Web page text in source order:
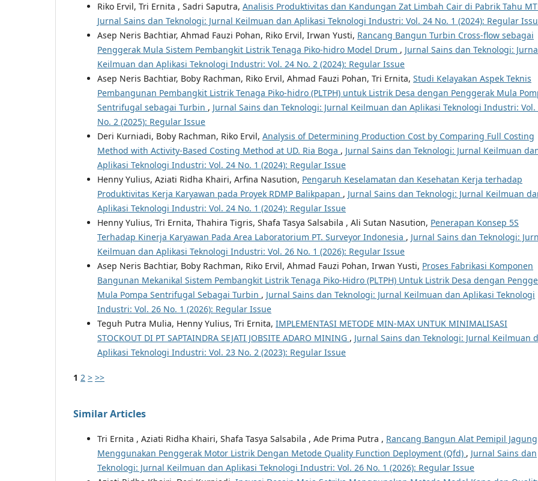
Riko Ervil, Tri Ernita , Sadri Saputra, Analisis Produktivitas dan Kandungan Zat Limbah Cair di Pabrik Tahu
Jurnal Sains dan Teknologi: Jurnal Keilmuan dan Aplikasi Teknologi Industri: Vol. 24 No. 1 (2024): Regular
Asep Neris Bachtiar, Ahmad Fauzi Pohan, Riko Ervil, Irwan Yusti, Rancang Bangun Turbin Cross-flow sebagai
Penggerak Mula Sistem Pembangkit Listrik Tenaga Piko-hidro Model Drum , Jurnal Sains dan Teknologi:
Keilmuan dan Aplikasi Teknologi Industri: Vol. 24 No. 2 (2024): Regular Issue
Asep Neris Bachtiar, Boby Rachman, Riko Ervil, Ahmad Fauzi Pohan, Tri Ernita, Studi Kelayakan Aspek Teknis
Pembangunan Pembangkit Listrik Tenaga Piko-hidro (PLTPH) untuk Listrik Desa dengan Penggerak Mula
Sentrifugal sebagai Turbin , Jurnal Sains dan Teknologi: Jurnal Keilmuan dan Aplikasi Teknologi Industri: Vol.
No. 2 (2025): Regular Issue
Deri Kurniadi, Boby Rachman, Riko Ervil, Analysis of Determining Production Cost by Comparing Full Costing
Method with Activity-Based Costing Method at UD. Ria Boga , Jurnal Sains dan Teknologi: Jurnal Keilmuan
Aplikasi Teknologi Industri: Vol. 24 No. 1 (2024): Regular Issue
Henny Yulius, Aziati Ridha Khairi, Arfina Nasution, Pengaruh Keselamatan dan Kesehatan Kerja terhadap
Produktivitas Kerja Karyawan pada Proyek RDMP Balikpapan , Jurnal Sains dan Teknologi: Jurnal Keilmuan
Aplikasi Teknologi Industri: Vol. 24 No. 1 (2024): Regular Issue
Henny Yulius, Tri Ernita, Thahira Tigris, Shafa Tasya Salsabila , Ali Sutan Nasution, Penerapan Konsep 5S
Terhadap Kinerja Karyawan Pada Area Laboratorium PT. Surveyor Indonesia , Jurnal Sains dan Teknologi:
Keilmuan dan Aplikasi Teknologi Industri: Vol. 26 No. 1 (2026): Regular Issue
Asep Neris Bachtiar, Boby Rachman, Riko Ervil, Ahmad Fauzi Pohan, Irwan Yusti, Proses Fabrikasi Komponen
Bangunan Mekanikal Sistem Pembangkit Listrik Tenaga Piko-Hidro (PLTPH) Untuk Listrik Desa dengan
Mula Pompa Sentrifugal Sebagai Turbin , Jurnal Sains dan Teknologi: Jurnal Keilmuan dan Aplikasi Teknologi
Industri: Vol. 26 No. 1 (2026): Regular Issue
Teguh Putra Mulia, Henny Yulius, Tri Ernita, IMPLEMENTASI METODE MIN-MAX UNTUK MINIMALISASI
STOCKOUT DI PT SAPTAINDRA SEJATI JOBSITE ADARO MINING , Jurnal Sains dan Teknologi: Jurnal Keilmuan
Aplikasi Teknologi Industri: Vol. 23 No. 2 (2023): Regular Issue
1 2 > >>
Similar Articles
Tri Ernita , Aziati Ridha Khairi, Shafa Tasya Salsabila , Ade Prima Putra , Rancang Bangun Alat Pemipil Jagung
Menggunakan Penggerak Motor Listrik Dengan Metode Quality Function Deployment (Qfd) , Jurnal Sains dan
Teknologi: Jurnal Keilmuan dan Aplikasi Teknologi Industri: Vol. 26 No. 1 (2026): Regular Issue